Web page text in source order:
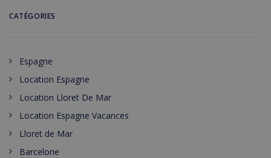
CATÉGORIES
Espagne
Location Espagne
Location Lloret De Mar
Location Espagne Vacances
Lloret de Mar
Barcelone